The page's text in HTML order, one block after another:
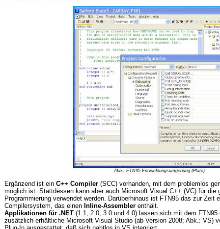
Abb.: FTN95 Entwicklungsumgebung (Plato)
Ergänzend ist ein C++ Compiler (SCC) vorhanden, mit dem problemlos
möglich ist. Stattdessen kann aber auch Microsoft Visual C++ (VC) für die
Programmierung verwendet werden. Darüberhinaus ist FTN95 das zur Zeit
Compilersystem, das einen Inline-Assembler enthält.
Applikationen für .NET (1.1, 2.0, 3.0 und 4.0) lassen sich mit dem
zusätzlich erhältliche Microsoft Visual Studio (ab Version 2008; Abk.: VS)